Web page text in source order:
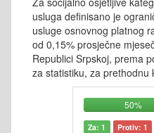
usluga definisano je
usluge osnovnog platnog
od 0,15% prosječne
Republici Srpskoj, prema
za statistiku, za prethodnu
50%
Za: 1 Protiv: 1